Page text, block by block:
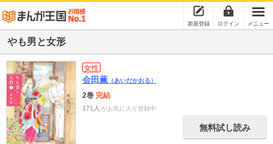
新規登録 ログイン メニュー
やも男と女形
女性
会田薫 （あいだかおる）
2巻 完結
171人 がお気に入り登録中
無料試し読み